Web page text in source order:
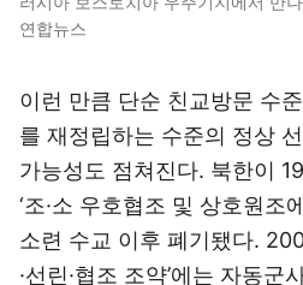
연합뉴스
이런 만큼 단순 친교방문 수
를 재정립하는 수준의 정상
가능성도 점쳐진다. 북한이
‘조·소 우호협조 및 상호원조
소련 수교 이후 폐기됐다.
·선린·협조 조약’에는 자동군